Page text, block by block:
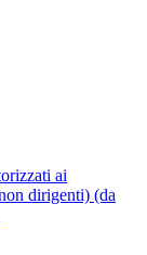
ai
dirigenti) (da